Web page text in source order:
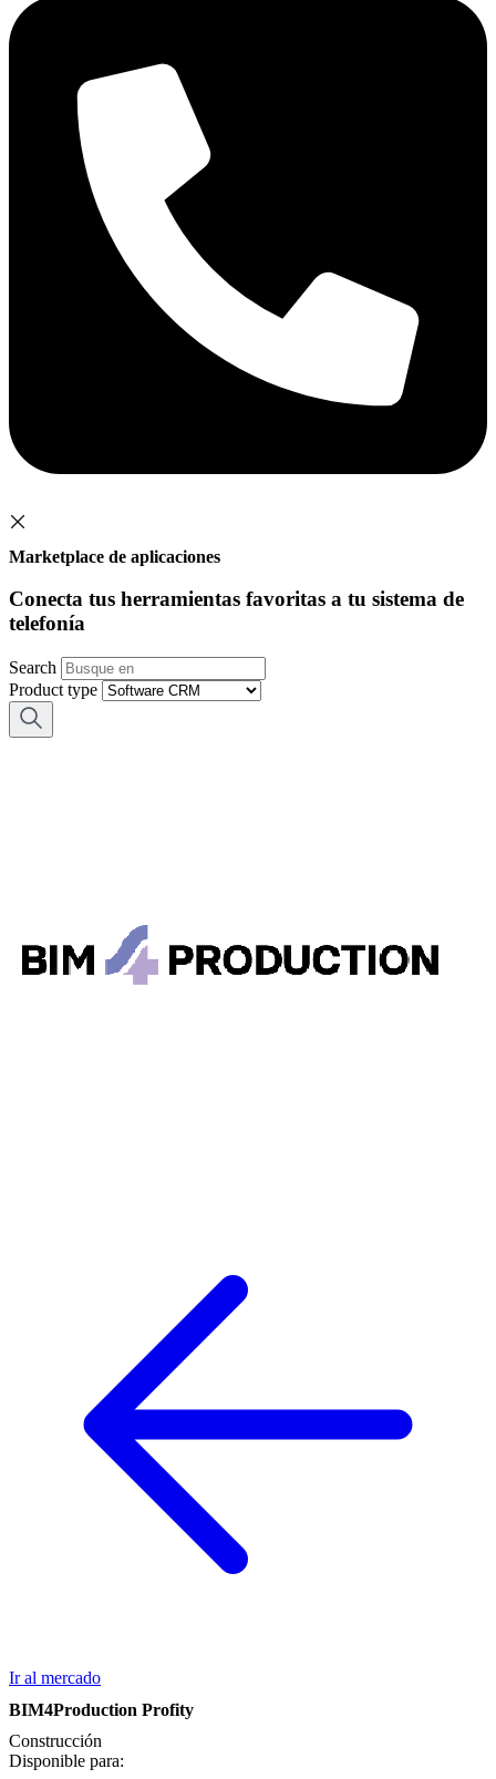
Marketplace de aplicaciones
Conecta tus herramientas favoritas a tu sistema de
telefonía
Search
Product type
Ir al mercado
BIM4Production Profity
Construcción
Disponible para: